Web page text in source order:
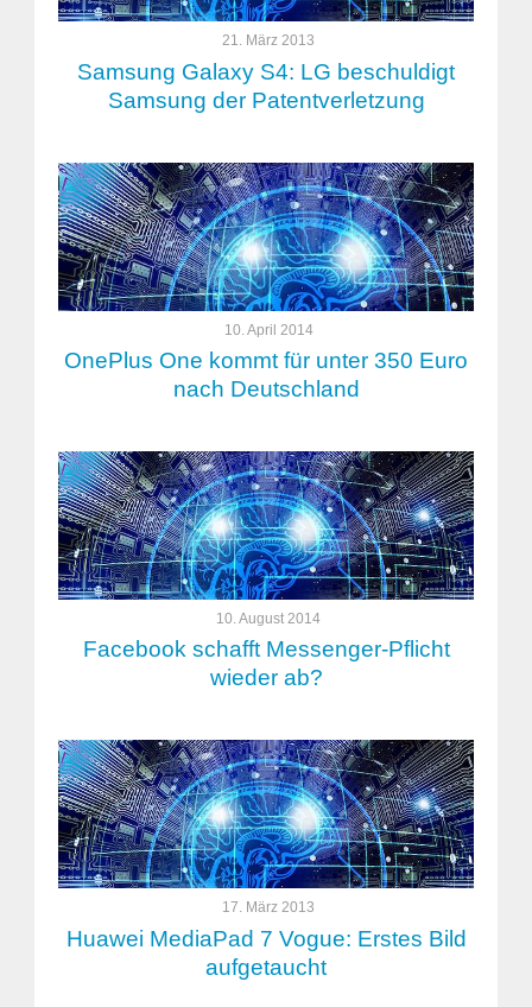
21. März 2013
Samsung Galaxy S4: LG beschuldigt
Samsung der Patentverletzung
10. April 2014
OnePlus One kommt für unter 350 Euro
nach Deutschland
10. August 2014
Facebook schafft Messenger-Pflicht
wieder ab?
17. März 2013
Huawei MediaPad 7 Vogue: Erstes Bild
aufgetaucht